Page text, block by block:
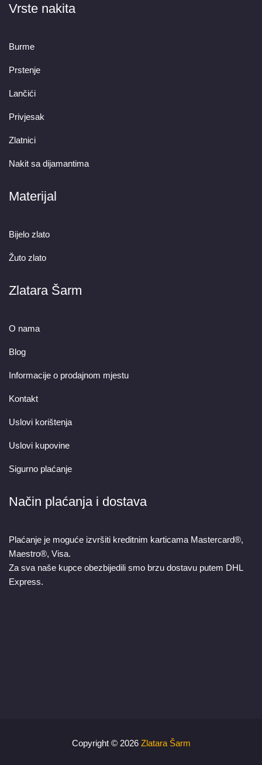
Vrste nakita
Burme
Prstenje
Lančići
Privjesak
Zlatnici
Nakit sa dijamantima
Materijal
Bijelo zlato
Žuto zlato
Zlatara Šarm
O nama
Blog
Informacije o prodajnom mjestu
Kontakt
Uslovi korištenja
Uslovi kupovine
Sigurno plaćanje
Način plaćanja i dostava
Plaćanje je moguće izvršiti kreditnim karticama Mastercard®,
Maestro®, Visa.
Za sva naše kupce obezbijedili smo brzu dostavu putem DHL
Express.
Copyright © 2026 Zlatara Šarm